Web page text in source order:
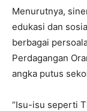
Menurutnya,
edukasi dan
berbagai
Perdagangan
angka putus
“Isu-isu seperti